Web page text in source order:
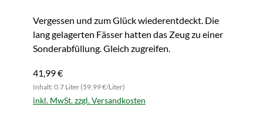
Vergessen und zum Glück wiederentdeckt. Die
lang gelagerten Fässer hatten das Zeug zu einer
Sonderabfüllung. Gleich zugreifen.
41,99 €
Inhalt: 0.7 Liter (59,99 €/Liter)
inkl. MwSt. zzgl. Versandkosten